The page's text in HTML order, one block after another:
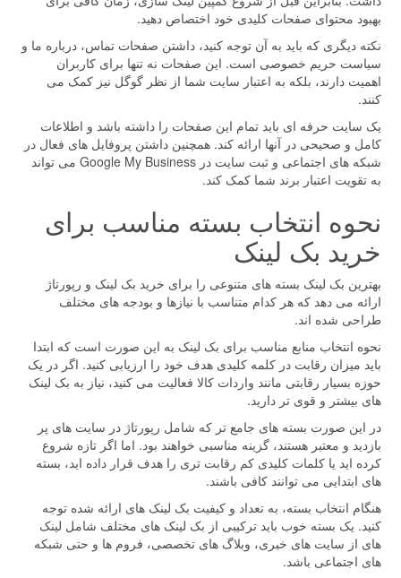
بهبود محتوای صفحات کلیدی خود اختصاص دهید.
نکته دیگری که باید به آن توجه کنید، داشتن صفحات تماس، درباره ما و
سیاست حریم خصوصی است. این صفحات نه تنها برای کاربران
اهمیت دارند، بلکه به اعتبار سایت شما از نظر گوگل نیز کمک می
کنند.
یک سایت حرفه ای باید تمام این صفحات را داشته باشد و اطلاعات
کامل و صحیحی در آنها ارائه کند. همچنین داشتن پروفایل های فعال در
شبکه های اجتماعی و ثبت سایت در Google My Business می تواند
به تقویت اعتبار برند شما کمک کند.
نحوه انتخاب بسته مناسب برای
خرید بک لینک
بهترین بک لینک بسته های متنوعی را برای خرید بک لینک و رپورتاژ
ارائه می دهد که هر کدام متناسب با نیازها و بودجه های مختلف
طراحی شده اند.
نحوه انتخاب منابع مناسب برای بک لینک به این صورت است که ابتدا
باید میزان رقابت در کلمه کلیدی هدف خود را ارزیابی کنید. اگر در یک
حوزه بسیار رقابتی مانند واردات کالا فعالیت می کنید، نیاز به بک لینک
های بیشتر و قوی تر دارید.
در این صورت بسته های جامع تر که شامل رپورتاژ در سایت های پر
بازدید و معتبر هستند، گزینه مناسبی خواهند بود. اما اگر تازه شروع
کرده اید یا کلمات کلیدی کم رقابت تری را هدف قرار داده اید، بسته
های ابتدایی می توانند کافی باشند.
هنگام انتخاب بسته، به تعداد و کیفیت بک لینک های ارائه شده توجه
کنید. یک بسته خوب باید ترکیبی از بک لینک های مختلف شامل لینک
های از سایت های خبری، وبلاگ های تخصصی، فروم ها و حتی شبکه
های اجتماعی باشد.